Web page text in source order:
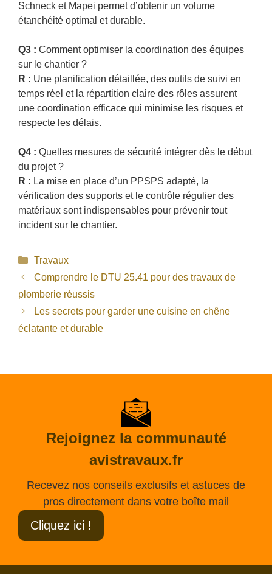
Schneck et Mapei permet d’obtenir un volume
étanchéité optimal et durable.
Q3 : Comment optimiser la coordination des équipes
sur le chantier ?
R : Une planification détaillée, des outils de suivi en
temps réel et la répartition claire des rôles assurent
une coordination efficace qui minimise les risques et
respecte les délais.
Q4 : Quelles mesures de sécurité intégrer dès le début
du projet ?
R : La mise en place d’un PPSPS adapté, la
vérification des supports et le contrôle régulier des
matériaux sont indispensables pour prévenir tout
incident sur le chantier.
Catégories
Travaux
Comprendre le DTU 25.41 pour des travaux de
plomberie réussis
Les secrets pour garder une cuisine en chêne
éclatante et durable
Rejoignez la communauté
avistravaux.fr
Recevez nos conseils exclusifs et astuces de
pros directement dans votre boîte mail
Cliquez ici !